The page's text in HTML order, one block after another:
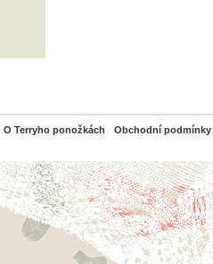
O Terryho ponožkách Obchodní podmínky
PayPal